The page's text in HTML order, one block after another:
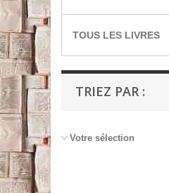
TOUS LES LIVRES
TRIEZ PAR :
Votre sélection